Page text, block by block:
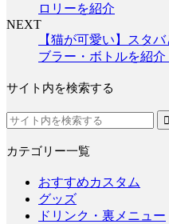
ロリーを紹介
NEXT
【猫が可愛い】スタ
ブラー・ボトルを紹介
サイト内を検索する
カテゴリー一覧
おすすめカスタム
グッズ
ドリンク・裏メニュー